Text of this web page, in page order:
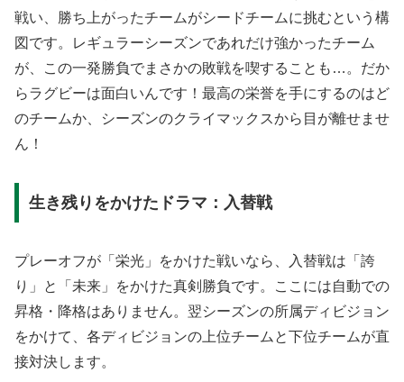
戦い、勝ち上がったチームがシードチームに挑むという構
図です。レギュラーシーズンであれだけ強かったチーム
が、この一発勝負でまさかの敗戦を喫することも…。だか
らラグビーは面白いんです！最高の栄誉を手にするのはど
のチームか、シーズンのクライマックスから目が離せませ
ん！
生き残りをかけたドラマ：入替戦
プレーオフが「栄光」をかけた戦いなら、入替戦は「誇
り」と「未来」をかけた真剣勝負です。ここには自動での
昇格・降格はありません。翌シーズンの所属ディビジョン
をかけて、各ディビジョンの上位チームと下位チームが直
接対決します。